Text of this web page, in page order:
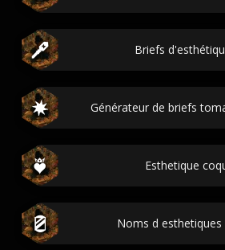
Briefs
Générateur de briefs
Esthetique
Noms d